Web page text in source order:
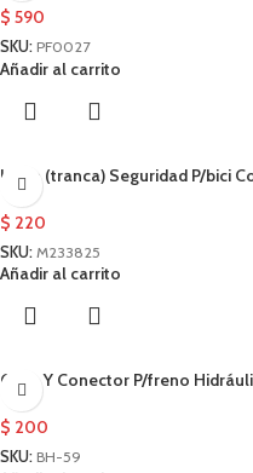
$ 590
SKU: PF0027
Añadir al carrito
Linga (tranca) Seguridad P/bici
$ 220
SKU: M233825
Añadir al carrito
Oliva Y Conector P/freno
$ 200
SKU: BH-59